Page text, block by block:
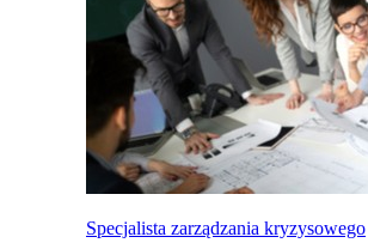
Specjalista zarządzania kryzysowego